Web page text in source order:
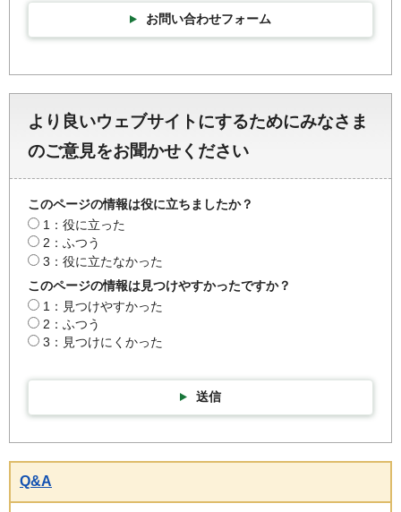
お問い合わせフォーム
より良いウェブサイトにするためにみなさま
のご意見をお聞かせください
このページの情報は役に立ちましたか？
1：役に立った
2：ふつう
3：役に立たなかった
このページの情報は見つけやすかったですか？
1：見つけやすかった
2：ふつう
3：見つけにくかった
送信
Q&A